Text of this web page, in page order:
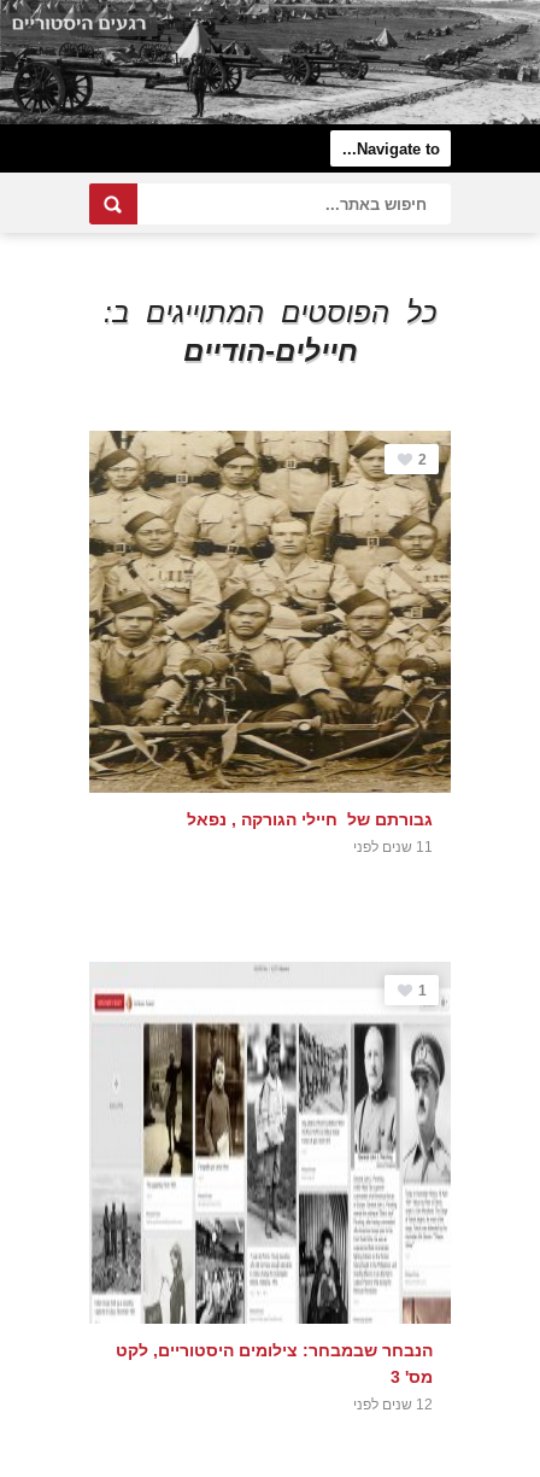
כל הפוסטים המתוייגים ב:
חיילים-הודיים
2
גבורתם של חיילי הגורקה , נפאל
11 שנים לפני
1
הנבחר שבמבחר: צילומים היסטוריים, לקט
מס' 3
12 שנים לפני